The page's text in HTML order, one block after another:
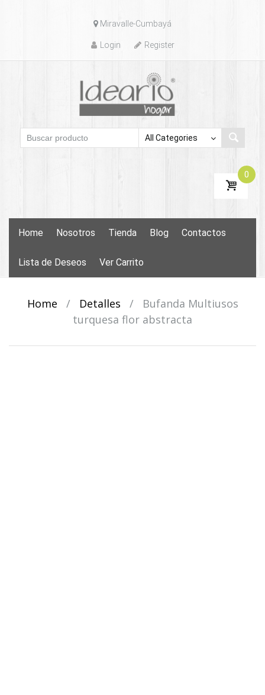
to
Miravalle-Cumbayá
Login Register
0
Home Nosotros Tienda Blog Contactos
Lista de Deseos Ver Carrito
Home / Detalles /
Bufanda Multiusos
turquesa flor abstracta